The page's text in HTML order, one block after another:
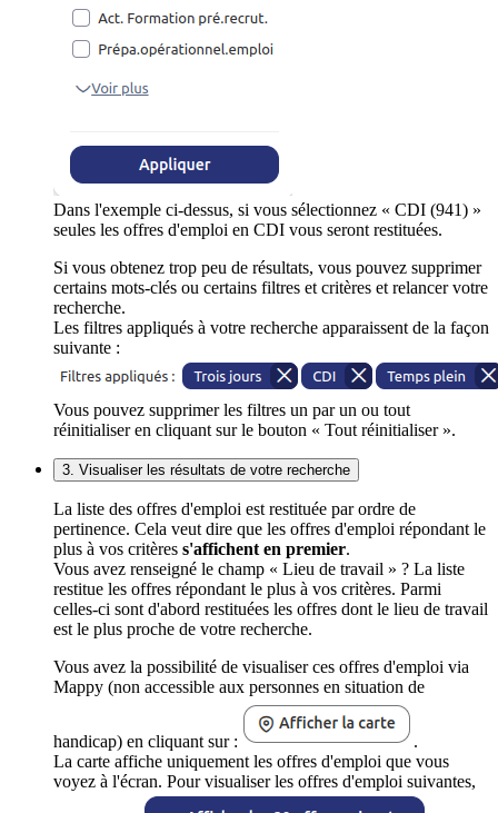
Dans l'exemple ci-dessus, si vous sélectionnez « CDI (941) »
seules les offres d'emploi en CDI vous seront restituées.
Si vous obtenez trop peu de résultats, vous pouvez supprimer
certains mots-clés ou certains filtres et critères et relancer votre
recherche.
Les filtres appliqués à votre recherche apparaissent de la façon
suivante :
Vous pouvez supprimer les filtres un par un ou tout
réinitialiser en cliquant sur le bouton « Tout réinitialiser ».
3. Visualiser les résultats de votre recherche
La liste des offres d'emploi est restituée par ordre de
pertinence. Cela veut dire que les offres d'emploi répondant le
plus à vos critères s'affichent en premier.
Vous avez renseigné le champ « Lieu de travail » ? La liste
restitue les offres répondant le plus à vos critères. Parmi
celles-ci sont d'abord restituées les offres dont le lieu de travail
est le plus proche de votre recherche.
Vous avez la possibilité de visualiser ces offres d'emploi via
Mappy (non accessible aux personnes en situation de
handicap) en cliquant sur :
.
La carte affiche uniquement les offres d'emploi que vous
voyez à l'écran. Pour visualiser les offres d'emploi suivantes,